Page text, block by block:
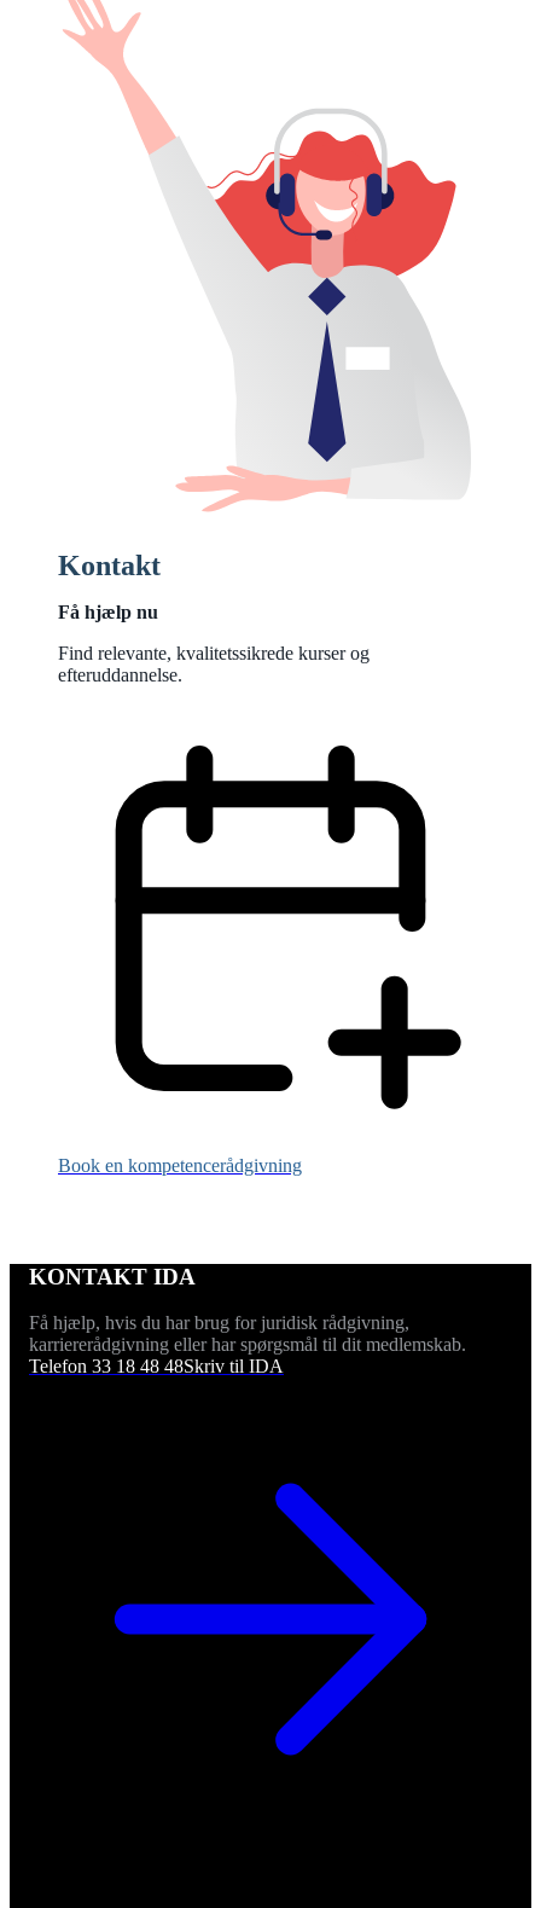
Kontakt
Få hjælp nu
Find relevante, kvalitetssikrede kurser og
efteruddannelse.
Book en kompetencerådgivning
KONTAKT IDA
Få hjælp, hvis du har brug for juridisk rådgivning,
karriererådgivning eller har spørgsmål til dit medlemskab.
Telefon 33 18 48 48Skriv til IDA